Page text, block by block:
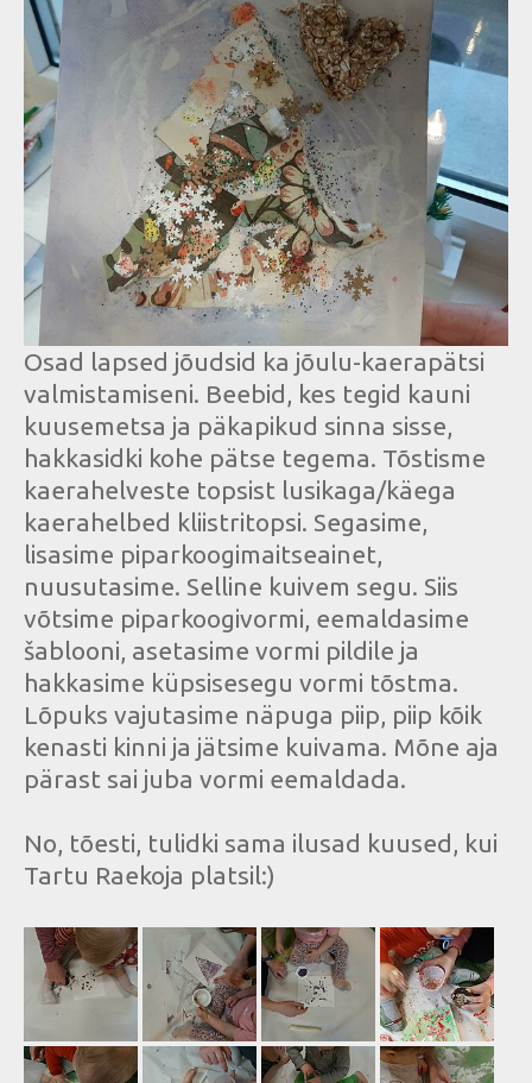
Osad lapsed jõudsid ka jõulu-kaerapätsi
valmistamiseni. Beebid, kes tegid kauni
kuusemetsa ja päkapikud sinna sisse,
hakkasidki kohe pätse tegema. Tõstisme
kaerahelveste topsist lusikaga/käega
kaerahelbed kliistritopsi. Segasime,
lisasime piparkoogimaitseainet,
nuusutasime. Selline kuivem segu. Siis
võtsime piparkoogivormi, eemaldasime
šablooni, asetasime vormi pildile ja
hakkasime küpsisesegu vormi tõstma.
Lõpuks vajutasime näpuga piip, piip kõik
kenasti kinni ja jätsime kuivama. Mõne aja
pärast sai juba vormi eemaldada.
No, tõesti, tulidki sama ilusad kuused, kui
Tartu Raekoja platsil:)